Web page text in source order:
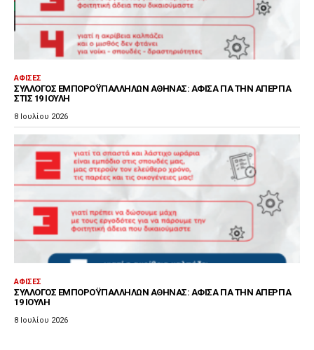
ΑΦΊΣΕΣ
ΣΎΛΛΟΓΟΣ ΕΜΠΟΡΟΫΠΑΛΛΉΛΩΝ ΑΘΉΝΑΣ: ΑΦΊΣΑ ΓΙΑ ΤΗΝ ΑΠΕΡΓΊΑ
ΣΤΙΣ 19 ΙΟΎΛΗ
8 Ιουλίου 2026
ΑΦΊΣΕΣ
ΣΎΛΛΟΓΟΣ ΕΜΠΟΡΟΫΠΑΛΛΉΛΩΝ ΑΘΉΝΑΣ: ΑΦΊΣΑ ΓΙΑ ΤΗΝ ΑΠΕΡΓΊΑ
19 ΙΟΎΛΗ
8 Ιουλίου 2026